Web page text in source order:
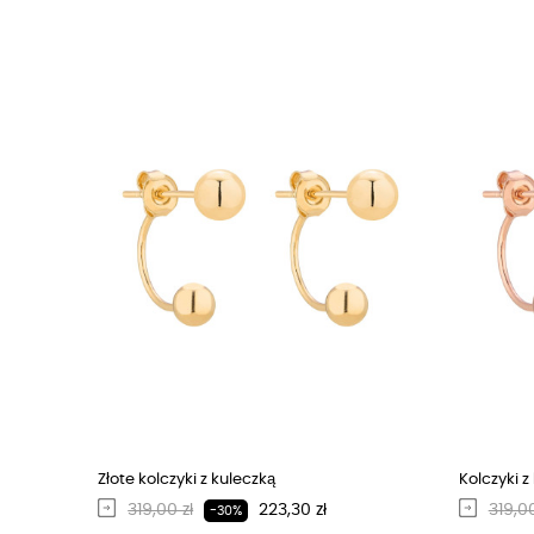
Złote kolczyki z kuleczką
Regularna cena
319,00 zł -30% Cena
223,30 zł
Kolczyki z